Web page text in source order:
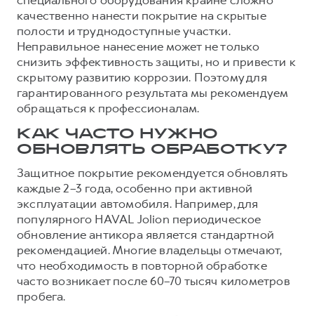
качественно нанести покрытие на скрытые
полости и труднодоступные участки.
Неправильное нанесение может не только
снизить эффективность защиты, но и привести к
скрытому развитию коррозии. Поэтому для
гарантированного результата мы рекомендуем
обращаться к профессионалам.
КАК ЧАСТО НУЖНО
ОБНОВЛЯТЬ ОБРАБОТКУ?
Защитное покрытие рекомендуется обновлять
каждые 2–3 года, особенно при активной
эксплуатации автомобиля. Например, для
популярного HAVAL Jolion периодическое
обновление антикора является стандартной
рекомендацией. Многие владельцы отмечают,
что необходимость в повторной обработке
часто возникает после 60–70 тысяч километров
пробега.